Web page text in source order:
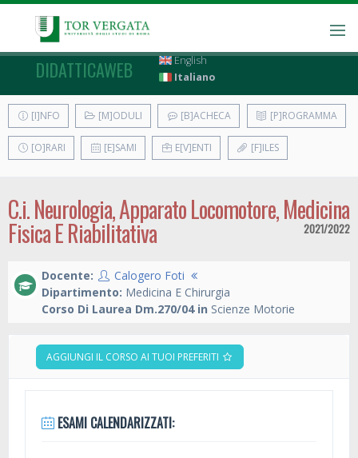
DIDATTICAWEB
English
Italiano
[I]NFO [M]ODULI [B]ACHECA [P]ROGRAMMA
[O]RARI [E]SAMI E[V]ENTI [F]ILES
C.i. Neurologia, Apparato Locomotore, Medicina
Fisica E Riabilitativa 2021/2022
Docente:
Calogero Foti
Dipartimento: Medicina E Chirurgia
Corso Di Laurea Dm.270/04 in Scienze Motorie
AGGIUNGI IL CORSO AI TUOI PREFERITI
ESAMI CALENDARIZZATI: